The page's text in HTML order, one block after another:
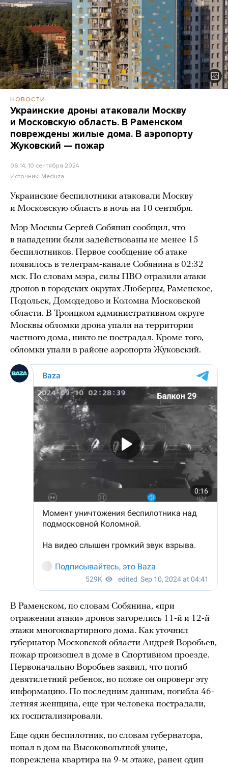
НОВОСТИ
Украинские дроны атаковали Москву
и Московскую область. В Раменском
повреждены жилые дома. В аэропорту
Жуковский — пожар
06:14, 10 сентября 2024
Источник: Meduza
Украинские беспилотники атаковали Москву
и Московскую область в ночь на 10 сентября.
Мэр Москвы Сергей Собянин сообщил, что
в нападении были задействованы не менее 15
беспилотников. Первое сообщение об атаке
появилось в телеграм-канале Собянина в 02:32
мск. По словам мэра, силы ПВО отразили атаки
дронов в городских округах Люберцы, Раменское,
Подольск, Домодедово и Коломна Московской
области. В Троицком административном округе
Москвы обломки дрона упали на территории
частного дома, никто не пострадал. Кроме того,
обломки упали в районе аэропорта Жуковский.
В Раменском, по словам Собянина, «при
отражении атаки» дронов загорелись 11-й и 12-й
этажи многоквартирного дома. Как уточнил
губернатор Московской области Андрей Воробьев,
пожар произошел в доме в Спортивном проезде.
Первоначально Воробьев заявил, что погиб
девятилетний ребенок, но позже он опроверг эту
информацию. По последним данным, погибла 46-
летняя женщина, еще три человека пострадали,
их госпитализировали.
Еще один беспилотник, по словам губернатора,
попал в дом на Высоковольтной улице,
повреждена квартира на 9-м этаже, ранен один